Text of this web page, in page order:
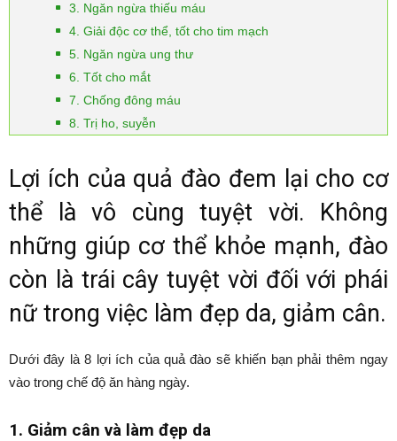
3. Ngăn ngừa thiếu máu
4. Giải độc cơ thể, tốt cho tim mạch
5. Ngăn ngừa ung thư
6. Tốt cho mắt
7. Chống đông máu
8. Trị ho, suyễn
Lợi ích của quả đào đem lại cho cơ
thể là vô cùng tuyệt vời. Không
những giúp cơ thể khỏe mạnh, đào
còn là trái cây tuyệt vời đối với phái
nữ trong việc làm đẹp da, giảm cân.
Dưới đây là 8 lợi ích của quả đào sẽ khiến bạn phải thêm ngay
vào trong chế độ ăn hàng ngày.
1. Giảm cân và làm đẹp da